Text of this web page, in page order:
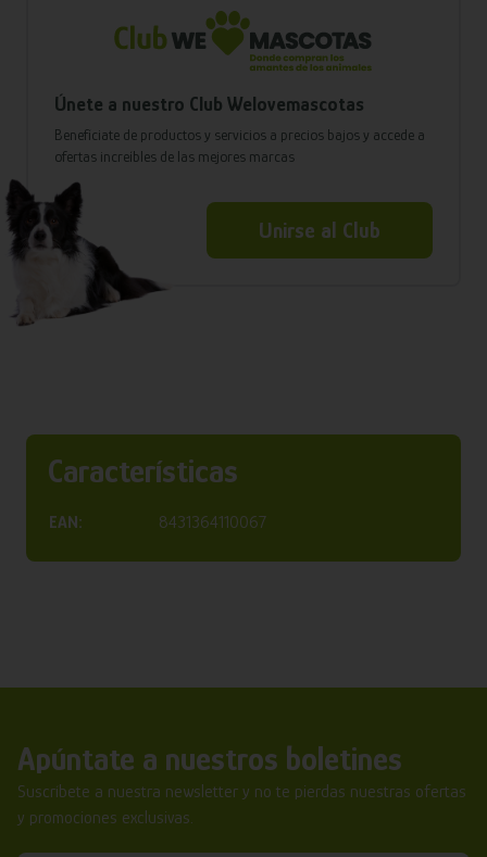
Únete a nuestro Club Welovemascotas
Benefíciate de productos y servicios a precios bajos y accede a
ofertas increíbles de las mejores marcas
Unirse al Club
Características
EAN: 8431364110067
Apúntate a nuestros boletines
Suscríbete a nuestra newsletter y no te pierdas nuestras ofertas
y promociones exclusivas.